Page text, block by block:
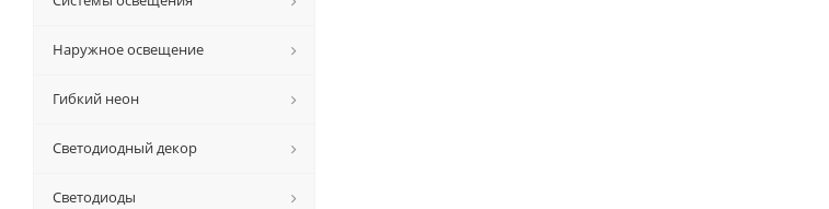
Наружное освещение
Гибкий неон
Светодиодный декор
Светодиоды